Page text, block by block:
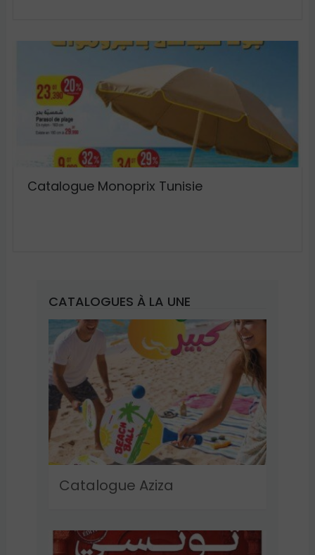
Catalogue Monoprix Tunisie
CATALOGUES À LA UNE
Catalogue Aziza